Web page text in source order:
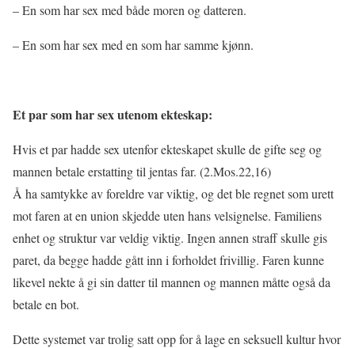
– En som har sex med både moren og datteren.
– En som har sex med en som har samme kjønn.
Et par som har sex utenom ekteskap:
Hvis et par hadde sex utenfor ekteskapet skulle de gifte seg og
mannen betale erstatting til jentas far. (2.Mos.22,16)
Å ha samtykke av foreldre var viktig, og det ble regnet som urett
mot faren at en union skjedde uten hans velsignelse. Familiens
enhet og struktur var veldig viktig. Ingen annen straff skulle gis
paret, da begge hadde gått inn i forholdet frivillig. Faren kunne
likevel nekte å gi sin datter til mannen og mannen måtte også da
betale en bot.
Dette systemet var trolig satt opp for å lage en seksuell kultur hvor